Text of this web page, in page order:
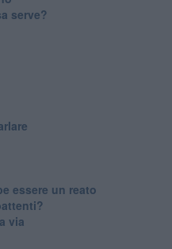
serve?
essere un reato
via